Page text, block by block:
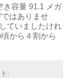
き容量 91.1 メガ
はありませ
ていましたけれ
から４割から
: